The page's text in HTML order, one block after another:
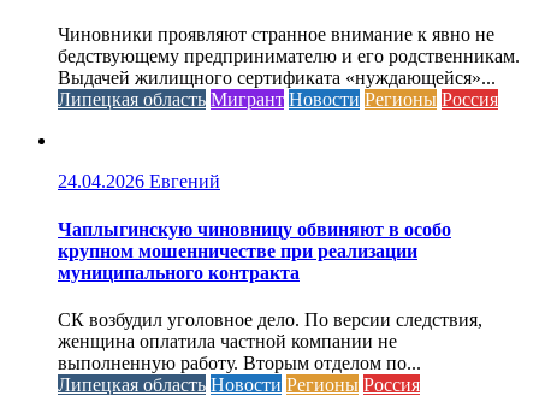
Чиновники проявляют странное внимание к явно не
бедствующему предпринимателю и его родственникам.
Выдачей жилищного сертификата «нуждающейся»...
Липецкая область Мигрант Новости Регионы Россия
24.04.2026 Евгений
Чаплыгинскую чиновницу обвиняют в особо
крупном мошенничестве при реализации
муниципального контракта
СК возбудил уголовное дело. По версии следствия,
женщина оплатила частной компании не
выполненную работу. Вторым отделом по...
Липецкая область Новости Регионы Россия